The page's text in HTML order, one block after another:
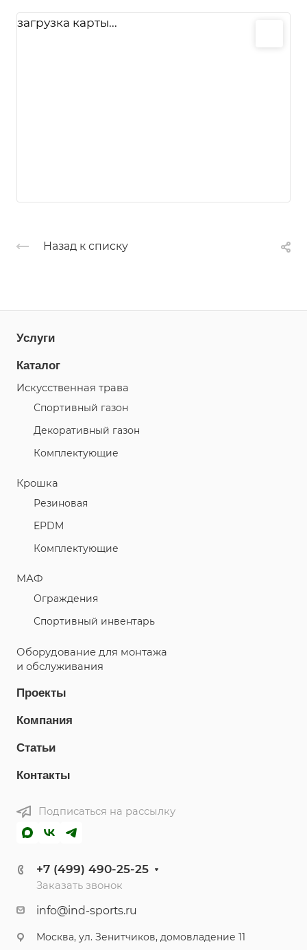
загрузка карты...
Назад к списку
Услуги
Каталог
Искусственная трава
Спортивный газон
Декоративный газон
Комплектующие
Крошка
Резиновая
EPDM
Комплектующие
МАФ
Ограждения
Спортивный инвентарь
Оборудование для монтажа
и обслуживания
Проекты
Компания
Статьи
Контакты
Подписаться на рассылку
MAXВКонтакте
Telegram
+7 (499) 490-25-25